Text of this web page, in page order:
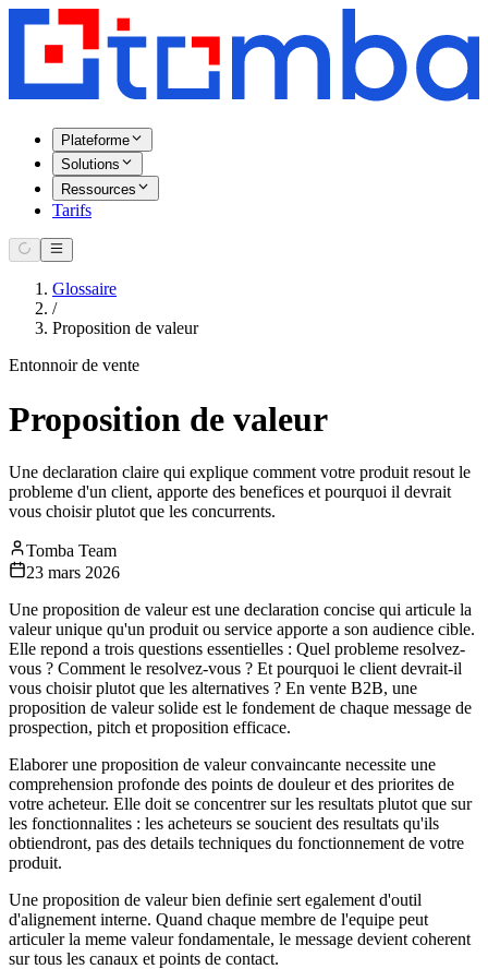
Plateforme
Solutions
Ressources
Tarifs
Glossaire
/
Proposition de valeur
Entonnoir de vente
Proposition de valeur
Une declaration claire qui explique comment votre produit resout le
probleme d'un client, apporte des benefices et pourquoi il devrait
vous choisir plutot que les concurrents.
Tomba Team
23 mars 2026
Une proposition de valeur est une declaration concise qui articule la
valeur unique qu'un produit ou service apporte a son audience cible.
Elle repond a trois questions essentielles : Quel probleme resolvez-
vous ? Comment le resolvez-vous ? Et pourquoi le client devrait-il
vous choisir plutot que les alternatives ? En vente B2B, une
proposition de valeur solide est le fondement de chaque message de
prospection, pitch et proposition efficace.
Elaborer une proposition de valeur convaincante necessite une
comprehension profonde des points de douleur et des priorites de
votre acheteur. Elle doit se concentrer sur les resultats plutot que sur
les fonctionnalites : les acheteurs se soucient des resultats qu'ils
obtiendront, pas des details techniques du fonctionnement de votre
produit.
Une proposition de valeur bien definie sert egalement d'outil
d'alignement interne. Quand chaque membre de l'equipe peut
articuler la meme valeur fondamentale, le message devient coherent
sur tous les canaux et points de contact.